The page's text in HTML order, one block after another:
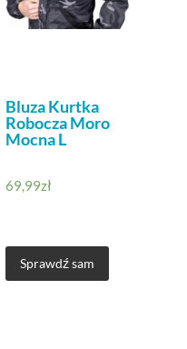
Bluza Kurtka
Robocza Moro
Mocna L
69,99zł
Sprawdź sam